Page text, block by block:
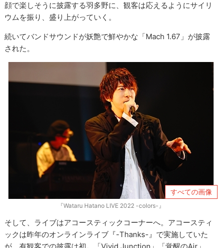
顔で楽しそうに披露する羽多野に、観客は応えるようにサイリ
ウムを振り、盛り上がっていく。
続いてバンドサウンドが妖艶で鮮やかな「Mach 1.67」が披露
された。
すべての画像
『Wataru Hatano LIVE 2022 -colors-』
そして、ライブはアコースティックコーナーへ。アコースティ
ックは昨年のオンラインライブ『-Thanks-』で実施していた
が、有観客での披露は初。「Vivid Junction」「覚醒のAir」